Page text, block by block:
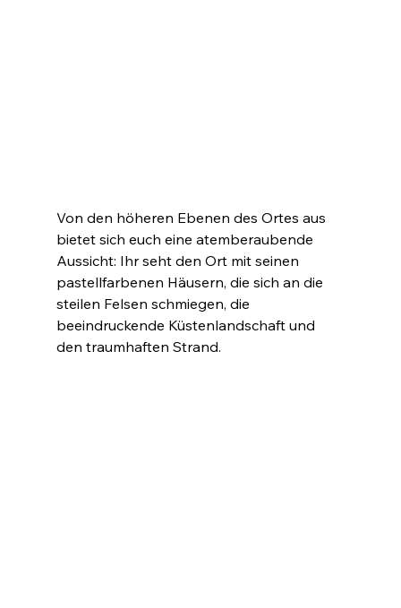
Von den höheren Ebenen des Ortes aus
bietet sich euch eine atemberaubende
Aussicht: Ihr seht den Ort mit seinen
pastellfarbenen Häusern, die sich an die
steilen Felsen schmiegen, die
beeindruckende Küstenlandschaft und
den traumhaften Strand.